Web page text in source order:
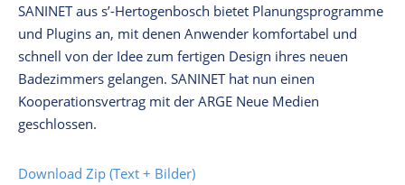
SANINET aus s’-Hertogenbosch bietet Planungsprogramme
und Plugins an, mit denen Anwender komfortabel und
schnell von der Idee zum fertigen Design ihres neuen
Badezimmers gelangen. SANINET hat nun einen
Kooperationsvertrag mit der ARGE Neue Medien
geschlossen.
Download Zip (Text + Bilder)